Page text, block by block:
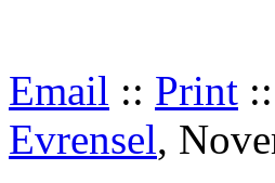
Email :: Print ::
Evrensel,